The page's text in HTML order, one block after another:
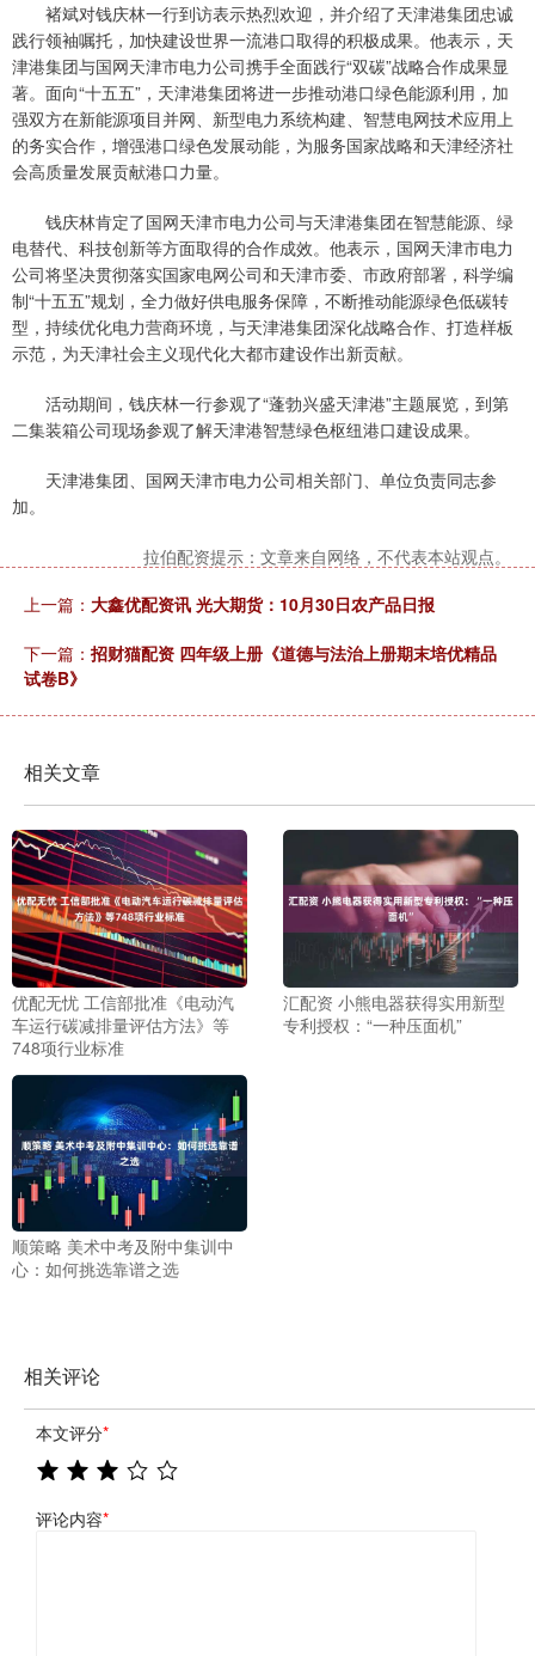
褚斌对钱庆林一行到访表示热烈欢迎，并介绍了天津港集团忠诚
践行领袖嘱托，加快建设世界一流港口取得的积极成果。他表示，天
津港集团与国网天津市电力公司携手全面践行“双碳”战略合作成果显
著。面向“十五五”，天津港集团将进一步推动港口绿色能源利用，加
强双方在新能源项目并网、新型电力系统构建、智慧电网技术应用上
的务实合作，增强港口绿色发展动能，为服务国家战略和天津经济社
会高质量发展贡献港口力量。
钱庆林肯定了国网天津市电力公司与天津港集团在智慧能源、绿
电替代、科技创新等方面取得的合作成效。他表示，国网天津市电力
公司将坚决贯彻落实国家电网公司和天津市委、市政府部署，科学编
制“十五五”规划，全力做好供电服务保障，不断推动能源绿色低碳转
型，持续优化电力营商环境，与天津港集团深化战略合作、打造样板
示范，为天津社会主义现代化大都市建设作出新贡献。
活动期间，钱庆林一行参观了“蓬勃兴盛天津港”主题展览，到第
二集装箱公司现场参观了解天津港智慧绿色枢纽港口建设成果。
天津港集团、国网天津市电力公司相关部门、单位负责同志参
加。
拉伯配资提示：文章来自网络，不代表本站观点。
上一篇： 大鑫优配资讯 光大期货：10月30日农产品日报
下一篇： 招财猫配资 四年级上册《道德与法治上册期末培优精品
试卷B》
相关文章
优配无忧 工信部批准《电动汽
车运行碳减排量评估方法》等
748项行业标准
汇配资 小熊电器获得实用新型
专利授权：“一种压面机”
顺策略 美术中考及附中集训中
心：如何挑选靠谱之选
相关评论
本文评分*
评论内容*